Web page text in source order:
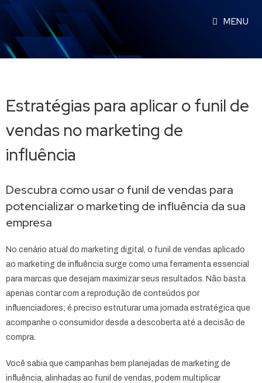
MENU
Estratégias para aplicar o funil de
vendas no marketing de
influência
Descubra como usar o funil de vendas para
potencializar o marketing de influência da sua
empresa
No cenário atual do marketing digital, o funil de vendas aplicado
ao marketing de influência surge como uma ferramenta essencial
para marcas que desejam maximizar seus resultados. Não basta
apenas contar com a reprodução de conteúdos por
influenciadores; é preciso estruturar uma jornada estratégica que
acompanhe o consumidor desde a descoberta até a decisão de
compra.
Você sabia que campanhas bem planejadas de marketing de
influência, alinhadas ao funil de vendas, podem multiplicar